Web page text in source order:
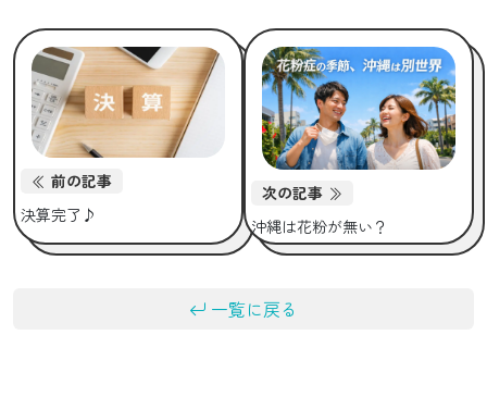
前の記事
決算完了♪
次の記事
沖縄は花粉が無い？
一覧に戻る